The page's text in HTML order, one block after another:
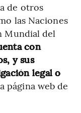
de otros
las Naciones
Mundial del
con
y sus
legal o
página web de